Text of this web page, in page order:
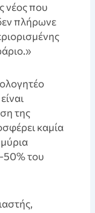
νέος που
πλήρωνε
της
καμία
50% του